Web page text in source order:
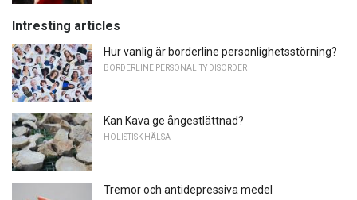
Intresting articles
Hur vanlig är borderline personlighetsstörning?
BORDERLINE PERSONALITY DISORDER
Kan Kava ge ångestlättnad?
HOLISTISK HÄLSA
Tremor och antidepressiva medel